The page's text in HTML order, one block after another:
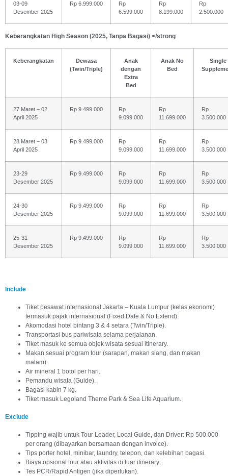
03-09
Desember 2025
Rp 6.999.000
Rp
6.599.000
Rp
8.199.000
Rp
2.500.000
Keberangkatan High Season (2025, Tanpa Bagasi) </strong
Keberangkatan
Dewasa
(Twin/Triple)
Anak
dengan
Extra
Bed
Anak No
Bed
Single
27 Maret – 02
April 2025
Rp 9.499.000
Rp
9.099.000
Rp
11.699.000
Rp
3.500.000
28 Maret – 03
April 2025
Rp 9.499.000
Rp
9.099.000
Rp
11.699.000
Rp
3.500.000
23-29
Desember 2025
Rp 9.499.000
Rp
9.099.000
Rp
11.699.000
Rp
3.500.000
24-30
Desember 2025
Rp 9.499.000
Rp
9.099.000
Rp
11.699.000
Rp
3.500.000
25-31
Desember 2025
Rp 9.499.000
Rp
9.099.000
Rp
11.699.000
Rp
3.500.000
Include
Tiket pesawat internasional Jakarta – Kuala Lumpur (kelas ekonomi)
termasuk pajak internasional (Fixed Date & No Extend).
Akomodasi hotel bintang 3 & 4 setara (Twin/Triple).
Transportasi bus pariwisata selama perjalanan.
Tiket masuk ke semua objek wisata sesuai itinerary.
Makan sesuai program tour (sarapan, makan siang, dan makan
malam).
Air mineral 1 botol per hari.
Pemandu wisata (Guide).
Bagasi kabin 7 kg.
Tiket masuk Legoland Theme Park & Sea Life Aquarium.
Exclude
Tipping wajib untuk Tour Leader, Local Guide, dan Driver: Rp 500.000
per orang (dibayarkan bersamaan dengan invoice).
Tips porter hotel, minibar, laundry, telepon, dan kelebihan bagasi.
Biaya opsional tour atau aktivitas di luar itinerary.
Tes PCR/Rapid Antigen (jika diperlukan).